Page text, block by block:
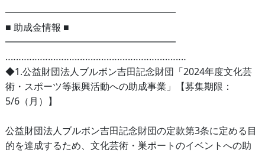
━━━━━━━━━━━━━━━━━━
■ 助成金情報 ■
━━━━━━━━━━━━━━━━━━
‥‥‥‥‥‥‥‥‥‥‥‥‥‥‥‥‥‥‥‥‥‥‥‥‥‥‥‥‥‥‥‥‥‥
◆1.公益財団法人ブルボン吉田記念財団「2024年度文化芸
術・スポーツ等振興活動への助成事業」【募集期限：
5/6（月）】
公益財団法人ブルボン吉田記念財団の定款第3条に定める目
的を達成するため、文化芸術・巣ポートのイベントへの助